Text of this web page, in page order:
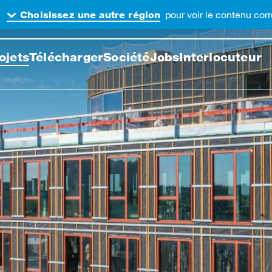
sur ce site web
TéléchargerSociétéJobsInterlocuteur
Choisissez une autre région pour voir le contenu